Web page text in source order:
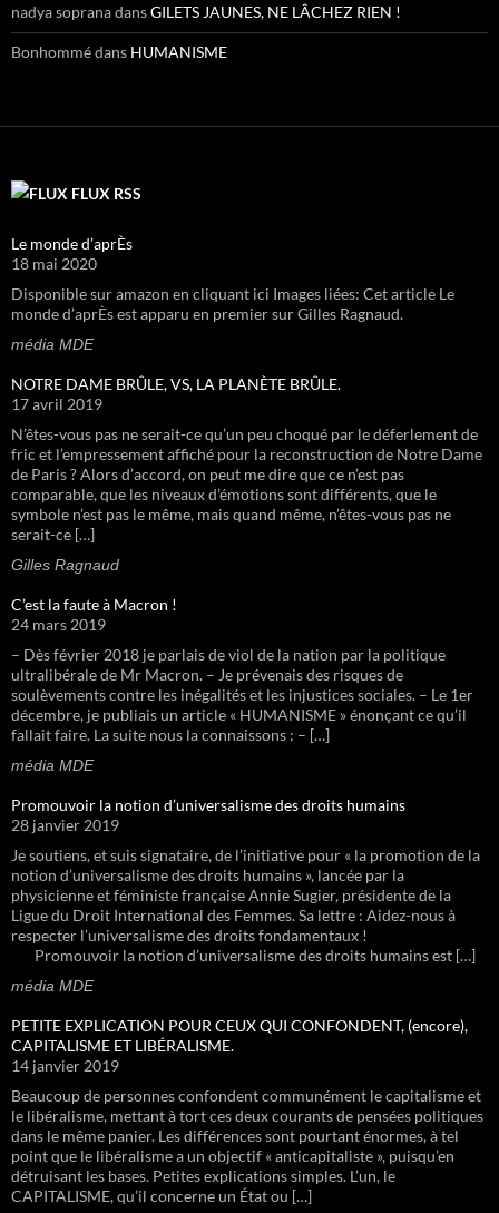
nadya sopranadansGILETS JAUNES, NE LÂCHEZ RIEN !
Bonhommédans HUMANISME
FLUX RSS
Le monde d’aprÈs
18 mai 2020
Disponible sur amazon en cliquant ici Images liées: Cet article Le
monde d’aprÈs est apparu en premier sur Gilles Ragnaud.
média MDE
NOTRE DAME BRÛLE, VS, LA PLANÈTE BRÛLE.
17 avril 2019
N’êtes-vous pas ne serait-ce qu’un peu choqué par le déferlement de
fric et l’empressement affiché pour la reconstruction de Notre Dame
de Paris ? Alors d’accord, on peut me dire que ce n’est pas
comparable, que les niveaux d’émotions sont différents, que le
symbole n’est pas le même, mais quand même, n’êtes-vous pas ne
serait-ce […]
Gilles Ragnaud
C’est la faute à Macron !
24 mars 2019
– Dès février 2018 je parlais de viol de la nation par la politique
ultralibérale de Mr Macron. – Je prévenais des risques de
soulèvements contre les inégalités et les injustices sociales. – Le 1er
décembre, je publiais un article « HUMANISME » énonçant ce qu’il
fallait faire. La suite nous la connaissons : – […]
média MDE
Promouvoir la notion d’universalisme des droits humains
28 janvier 2019
Je soutiens, et suis signataire, de l’initiative pour « la promotion de la
notion d’universalisme des droits humains », lancée par la
physicienne et féministe française Annie Sugier, présidente de la
Ligue du Droit International des Femmes. Sa lettre : Aidez-nous à
respecter l’universalisme des droits fondamentaux !
Promouvoir la notion d’universalisme des droits humains est […]
média MDE
PETITE EXPLICATION POUR CEUX QUI CONFONDENT, (encore),
CAPITALISME ET LIBÉRALISME.
14 janvier 2019
Beaucoup de personnes confondent communément le capitalisme et
le libéralisme, mettant à tort ces deux courants de pensées politiques
dans le même panier. Les différences sont pourtant énormes, à tel
point que le libéralisme a un objectif « anticapitaliste », puisqu’en
détruisant les bases. Petites explications simples. L’un, le
CAPITALISME, qu’il concerne un État ou […]